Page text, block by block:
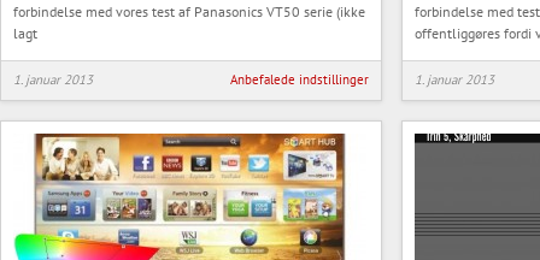
forbindelse med vores test af Panasonics VT50 serie (ikke
lagt
1. januar 2013 Anbefalede indstillinger
forbindelse med
offentliggøres fordi
1. januar 2013